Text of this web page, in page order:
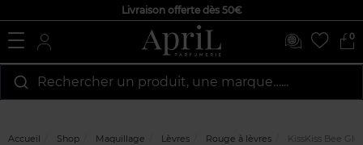
Livraison offerte dès 50€
0
Rechercher un produit, une marque…...
Accueil Shop Maquillage Lèvres Rouge à lèvres KissKiss Bee